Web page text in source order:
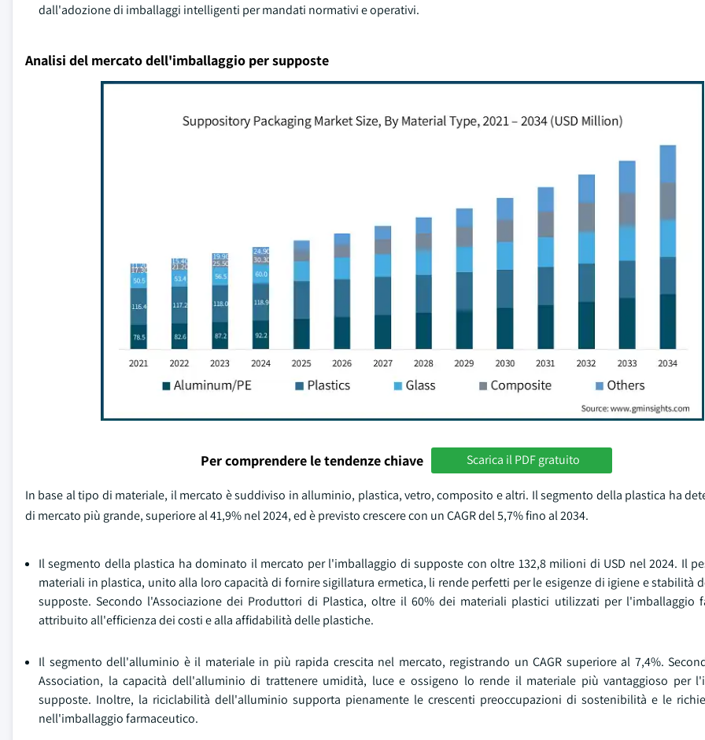
dall'adozione di imballaggi intelligenti per mandati normativi e operativi.
Analisi del mercato dell'imballaggio per supposte
Per comprendere le tendenze chiave Scarica il PDF gratuito
In base al tipo di materiale, il mercato è suddiviso in alluminio, plastica, vetro, composito e altri. Il segmento della plastica ha
di mercato più grande, superiore al 41,9% nel 2024, ed è previsto crescere con un CAGR del 5,7% fino al 2034.
Il segmento della plastica ha dominato il mercato per l'imballaggio di supposte con oltre 132,8 milioni di USD nel 2024. Il
materiali in plastica, unito alla loro capacità di fornire sigillatura ermetica, li rende perfetti per le esigenze di igiene e stabilità
supposte. Secondo l'Associazione dei Produttori di Plastica, oltre il 60% dei materiali plastici utilizzati per l'imballaggio
attribuito all'efficienza dei costi e alla affidabilità delle plastiche.
Il segmento dell'alluminio è il materiale in più rapida crescita nel mercato, registrando un CAGR superiore al 7,4%.
Association, la capacità dell'alluminio di trattenere umidità, luce e ossigeno lo rende il materiale più vantaggioso per
supposte. Inoltre, la riciclabilità dell'alluminio supporta pienamente le crescenti preoccupazioni di sostenibilità e le
nell'imballaggio farmaceutico.